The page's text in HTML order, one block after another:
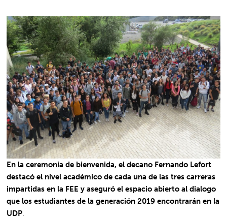
En la ceremonia de bienvenida, el decano Fernando Lefort
destacó el nivel académico de cada una de las tres carreras
impartidas en la FEE y aseguró el espacio abierto al dialogo
que los estudiantes de la generación 2019 encontrarán en la
UDP.